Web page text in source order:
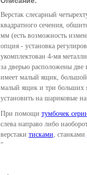
Верстак слесарный
квадратного сечения,
мм (есть возможность
опция - установка
укомплектован 4-мя
за дверью расположены
имеет малый ящик, большой
малый ящик и три больших
установить на шариковые
При помощи тумбочек
слева направо либо
верстаки тисками , станками
"